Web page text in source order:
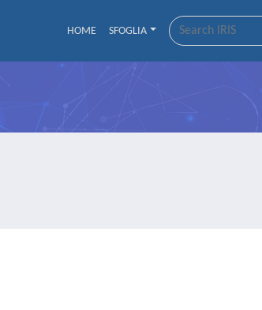
HOME SFOGLIA